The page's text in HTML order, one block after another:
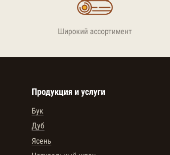
Широкий ассортимент
Продукция и услуги
Бук
Дуб
Ясень